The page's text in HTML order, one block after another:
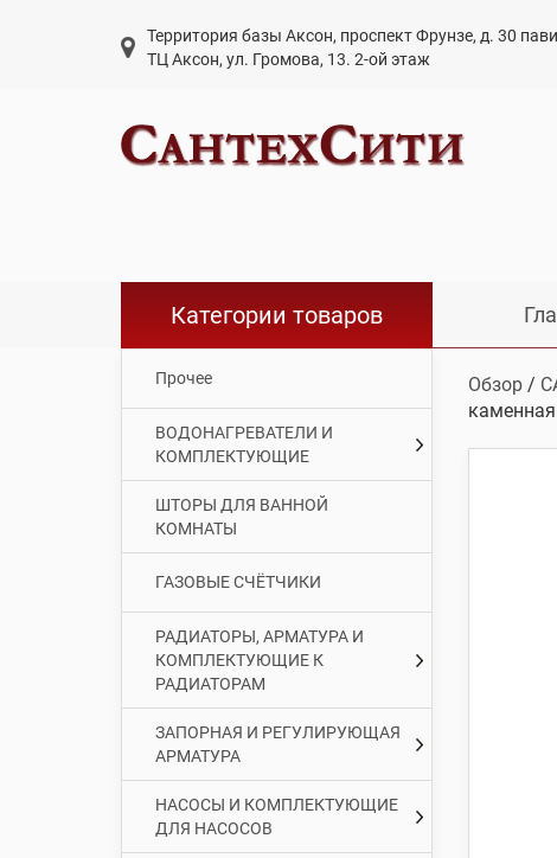
Территория базы Аксон, проспект Фрунзе, д. 30
ТЦ Аксон, ул. Громова, 13. 2-ой этаж
Категории товаров
Прочее
ВОДОНАГРЕВАТЕЛИ И
КОМПЛЕКТУЮЩИЕ
ШТОРЫ ДЛЯ ВАННОЙ
КОМНАТЫ
ГАЗОВЫЕ СЧЁТЧИКИ
РАДИАТОРЫ, АРМАТУРА И
КОМПЛЕКТУЮЩИЕ К
РАДИАТОРАМ
ЗАПОРНАЯ И РЕГУЛИРУЮЩАЯ
АРМАТУРА
НАСОСЫ И КОМПЛЕКТУЮЩИЕ
ДЛЯ НАСОСОВ
Обзор/